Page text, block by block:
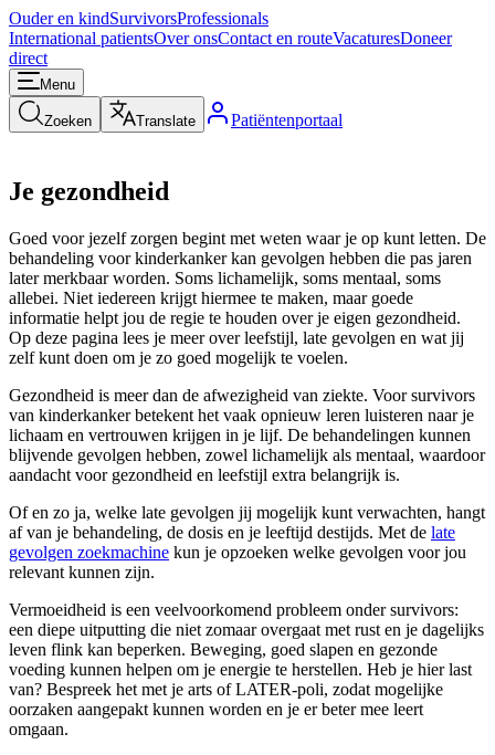
Ouder en kindSurvivorsProfessionals
International patientsOver onsContact en routeVacaturesDoneer
direct
Menu
Zoeken Translate Patiëntenportaal
Je gezondheid
Goed voor jezelf zorgen begint met weten waar je op kunt letten. De
behandeling voor kinderkanker kan gevolgen hebben die pas jaren
later merkbaar worden. Soms lichamelijk, soms mentaal, soms
allebei. Niet iedereen krijgt hiermee te maken, maar goede
informatie helpt jou de regie te houden over je eigen gezondheid.
Op deze pagina lees je meer over leefstijl, late gevolgen en wat jij
zelf kunt doen om je zo goed mogelijk te voelen.
Gezondheid is meer dan de afwezigheid van ziekte. Voor survivors
van kinderkanker betekent het vaak opnieuw leren luisteren naar je
lichaam en vertrouwen krijgen in je lijf. De behandelingen kunnen
blijvende gevolgen hebben, zowel lichamelijk als mentaal, waardoor
aandacht voor gezondheid en leefstijl extra belangrijk is.
Of en zo ja, welke late gevolgen jij mogelijk kunt verwachten, hangt
af van je behandeling, de dosis en je leeftijd destijds. Met de late
gevolgen zoekmachine kun je opzoeken welke gevolgen voor jou
relevant kunnen zijn.
Vermoeidheid is een veelvoorkomend probleem onder survivors:
een diepe uitputting die niet zomaar overgaat met rust en je dagelijks
leven flink kan beperken. Beweging, goed slapen en gezonde
voeding kunnen helpen om je energie te herstellen. Heb je hier last
van? Bespreek het met je arts of LATER-poli, zodat mogelijke
oorzaken aangepakt kunnen worden en je er beter mee leert
omgaan.